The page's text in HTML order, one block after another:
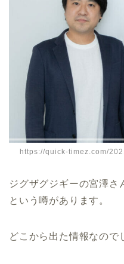
https://quick-timez.com/
ジグザグジギーの宮澤さ
という噂があります。
どこから出た情報なので